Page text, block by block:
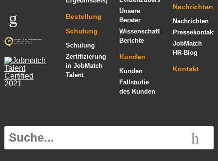
Bestellung
Schulung
Schulung
Zertifizierung
in JobMatch
Talent
Unsere
Berater
Wissenschaftliche
Berichte
Kunden
Kunden
Fallstudie
des Kunden
Nachrichten
Nachrichten
Pressekontakt
JobMatch
HR-Blog
Kontakt